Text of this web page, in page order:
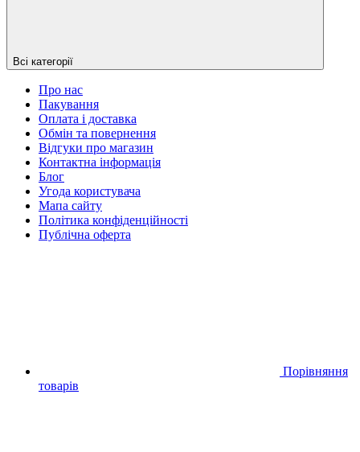
Всі категорії
Про нас
Пакування
Оплата і доставка
Обмін та повернення
Відгуки про магазин
Контактна інформація
Блог
Угода користувача
Мапа сайту
Політика конфіденційності
Публічна оферта
Порівняння
товарів